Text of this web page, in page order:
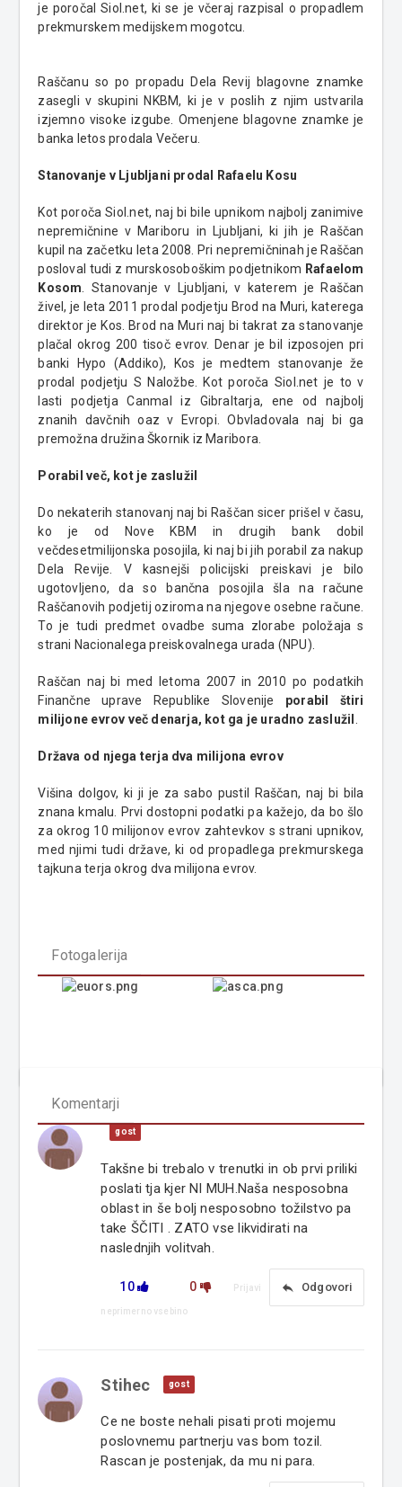
je poročal Siol.net, ki se je včeraj razpisal o propadlem
prekmurskem medijskem mogotcu.
Raščanu so po propadu Dela Revij blagovne znamke
zasegli v skupini NKBM, ki je v poslih z njim ustvarila
izjemno visoke izgube. Omenjene blagovne znamke je
banka letos prodala Večeru.
Stanovanje v Ljubljani prodal Rafaelu Kosu
Kot poroča Siol.net, naj bi bile upnikom najbolj zanimive
nepremičnine v Mariboru in Ljubljani, ki jih je Raščan
kupil na začetku leta 2008. Pri nepremičninah je Raščan
posloval tudi z murskosoboškim podjetnikom Rafaelom
Kosom . Stanovanje v Ljubljani, v katerem je Raščan
živel, je leta 2011 prodal podjetju Brod na Muri, katerega
direktor je Kos. Brod na Muri naj bi takrat za stanovanje
plačal okrog 200 tisoč evrov. Denar je bil izposojen pri
banki Hypo (Addiko), Kos je medtem stanovanje že
prodal podjetju S Naložbe. Kot poroča Siol.net je to v
lasti podjetja Canmal iz Gibraltarja, ene od najbolj
znanih davčnih oaz v Evropi. Obvladovala naj bi ga
premožna družina Škornik iz Maribora.
Porabil več, kot je zaslužil
Do nekaterih stanovanj naj bi Raščan sicer prišel v času,
ko je od Nove KBM in drugih bank dobil
večdesetmilijonska posojila, ki naj bi jih porabil za nakup
Dela Revije. V kasnejši policijski preiskavi je bilo
ugotovljeno, da so bančna posojila šla na račune
Raščanovih podjetij oziroma na njegove osebne račune.
To je tudi predmet ovadbe suma zlorabe položaja s
strani Nacionalega preiskovalnega urada (NPU).
Raščan naj bi med letoma 2007 in 2010 po podatkih
Finančne uprave Republike Slovenije porabil štiri
milijone evrov več denarja, kot ga je uradno zaslužil
Država od njega terja dva milijona evrov
Višina dolgov, ki ji je za sabo pustil Raščan, naj bi bila
znana kmalu. Prvi dostopni podatki pa kažejo, da bo šlo
za okrog 10 milijonov evrov zahtevkov s strani upnikov,
med njimi tudi države, ki od propadlega prekmurskega
tajkuna terja okrog dva milijona evrov.
Fotogalerija
Komentarji
gost
Takšne bi trebalo v trenutki in ob prvi priliki
poslati tja kjer NI MUH.Naša nesposobna
oblast in še bolj nesposobno tožilstvo pa
take ŠČITI . ZATO vse likvidirati na
naslednjih volitvah.
10 0 reply Odgovori
Prijavi
neprimerno vsebino
Stihec gost
Ce ne boste nehali pisati proti mojemu
poslovnemu partnerju vas bom tozil.
Rascan je postenjak, da mu ni para.